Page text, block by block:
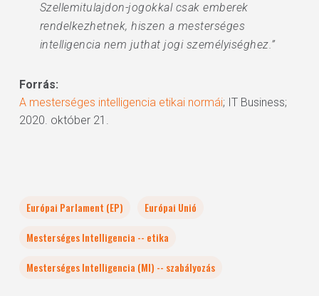
Szellemitulajdon-jogokkal csak emberek
rendelkezhetnek, hiszen a mesterséges
intelligencia nem juthat jogi személyiséghez.”
Forrás:
A mesterséges intelligencia etikai normái; IT Business;
2020. október 21.
Európai Parlament (EP)
Európai Unió
Mesterséges Intelligencia -- etika
Mesterséges Intelligencia (MI) -- szabályozás